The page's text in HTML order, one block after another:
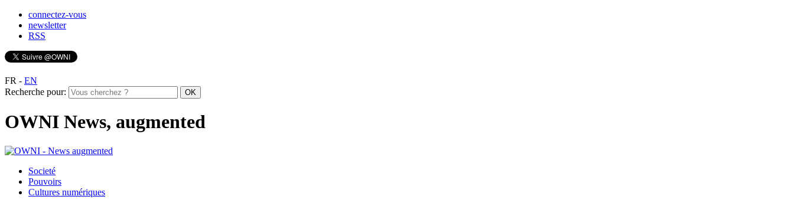
connectez-vous
newsletter
RSS
FR - EN
Recherche pour:
OWNI News, augmented
Societé
Pouvoirs
Cultures numériques